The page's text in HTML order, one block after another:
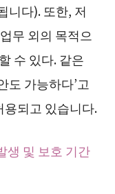
니다). 또한, 저
무 외의 목적으
수 있다. 같은
도 가능하다’고
용되고 있습니다.
생 및 보호 기간